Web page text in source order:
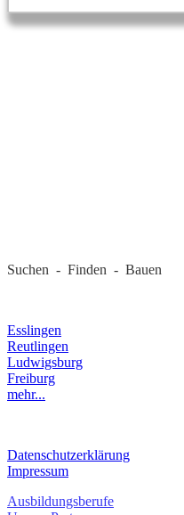
Suchen - Finden - Bauen
Esslingen
Reutlingen
Ludwigsburg
Freiburg
mehr...
Datenschutzerklärung
Impressum
Ausbildungsberufe